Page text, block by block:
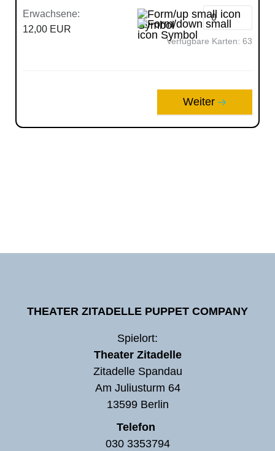
Erwachsene:
12,00 EUR
Verfügbare Karten: 63
Weiter
THEATER ZITADELLE PUPPET COMPANY
Spielort:
Theater Zitadelle
Zitadelle Spandau
Am Juliusturm 64
13599 Berlin
Telefon
030 3353794